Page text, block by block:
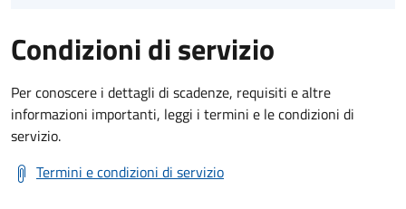
Condizioni di servizio
Per conoscere i dettagli di scadenze, requisiti e altre
informazioni importanti, leggi i termini e le condizioni di
servizio.
Termini e condizioni di servizio